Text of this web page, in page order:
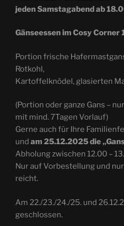
jeden Samstagabend ab
Gänseessen im Cosy Corner
Portion frische
Rotkohl,
Kartoffelknödel, glasierten
(Portion oder ganze Gans –
mit mind. 7Tagen Vorlauf)
Gerne auch für Ihre
und am 25.12.2025 die „Gans
Abholung zwischen 12.00 –
Nur auf Vorbestellung und
reicht.
Am 22./23./24./25. und
geschlossen.